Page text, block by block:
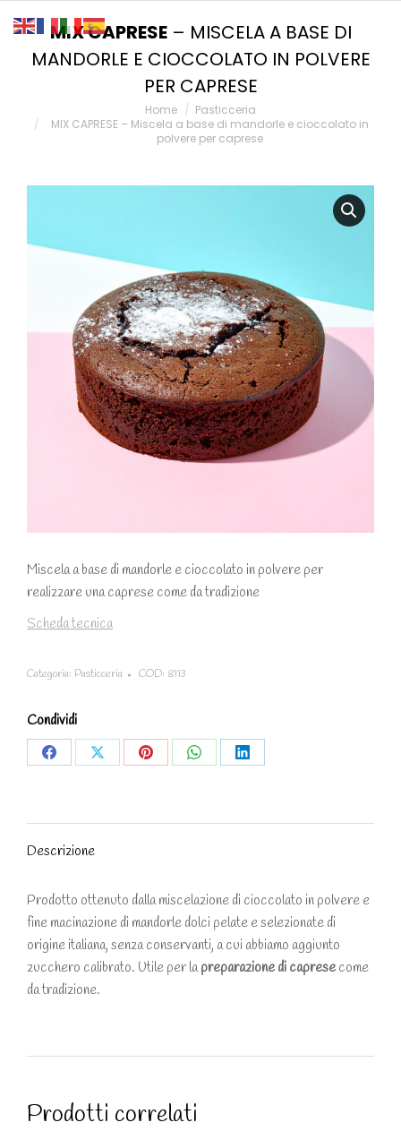
MIX CAPRESE– MISCELA A BASE DI
MANDORLE E CIOCCOLATO IN POLVERE
PER CAPRESE
Home
Pasticceria
MIX CAPRESE – Miscela a base di mandorle e cioccolato in
polvere per caprese
Miscela a base di mandorle e cioccolato in polvere per
realizzare una caprese come da tradizione
Scheda tecnica
Categoria: Pasticceria COD: 8113
Condividi
Share
Share
Share
Share
Share
Descrizione
Prodotto ottenuto dalla miscelazione di cioccolato in polvere e
fine macinazione di mandorle dolci pelate e selezionate di
origine italiana, senza conservanti, a cui abbiamo aggiunto
zucchero calibrato. Utile per lapreparazione di caprese come
da tradizione.
Prodotti correlati